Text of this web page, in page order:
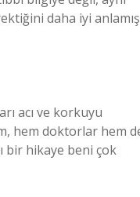
daha iyi anlamış
acı ve korkuyu
hem doktorlar hem
bir hikaye beni çok